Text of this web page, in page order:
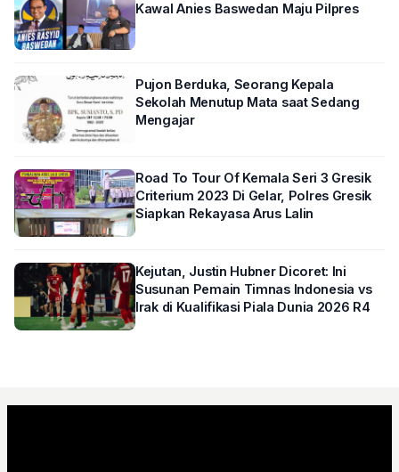
Kawal Anies Baswedan Maju Pilpres
Pujon Berduka, Seorang Kepala
Sekolah Menutup Mata saat Sedang
Mengajar
Road To Tour Of Kemala Seri 3 Gresik
Criterium 2023 Di Gelar, Polres Gresik
Siapkan Rekayasa Arus Lalin
Kejutan, Justin Hubner Dicoret: Ini
Susunan Pemain Timnas Indonesia vs
Irak di Kualifikasi Piala Dunia 2026 R4